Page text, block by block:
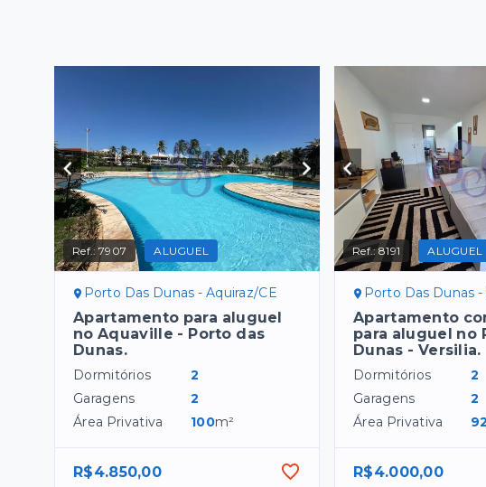
Ref.:7907 ALUGUEL
Porto Das Dunas - Aquiraz/CE
Apartamento para aluguel
no Aquaville - Porto das
Dunas.
Dormitórios
2
Garagens
2
Área Privativa
100m²
R$4.850,00
Ref.:8191 ALUGUEL
Porto Das Dunas
Apartamento
para aluguel no
Dunas - Versilia.
Dormitórios
2
Garagens
2
Área Privativa
92
R$4.000,00